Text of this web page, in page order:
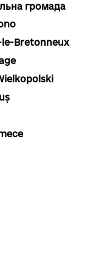
громада
Bretonneux